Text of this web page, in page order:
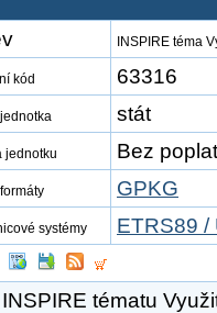
INSPIRE téma
kód 63316
stát
jednotku Bez
GPKG
systémy ETRS89 /
tématu